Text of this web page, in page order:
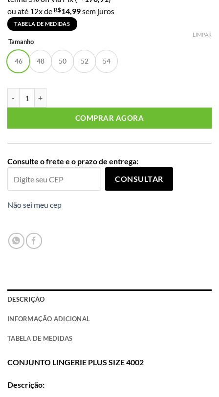
ou até 12x de R$14,99sem juros
TABELA DE MEDIDAS
Tamanho
46 48 50 52 54
LIMPAR
COMPRAR AGORA
Consulte o frete e o prazo de entrega:
CONSULTAR
Não sei meu cep
DESCRIÇÃO
INFORMAÇÃO ADICIONAL
TABELA DE MEDIDAS
CONJUNTO LINGERIE PLUS SIZE 4002
Descrição: